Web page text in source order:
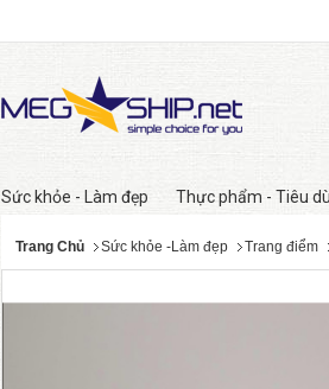
Sức khỏe - Làm đẹp Thực phẩm - Tiêu
Trang Chủ Sức khỏe -Làm đẹp Trang điểm